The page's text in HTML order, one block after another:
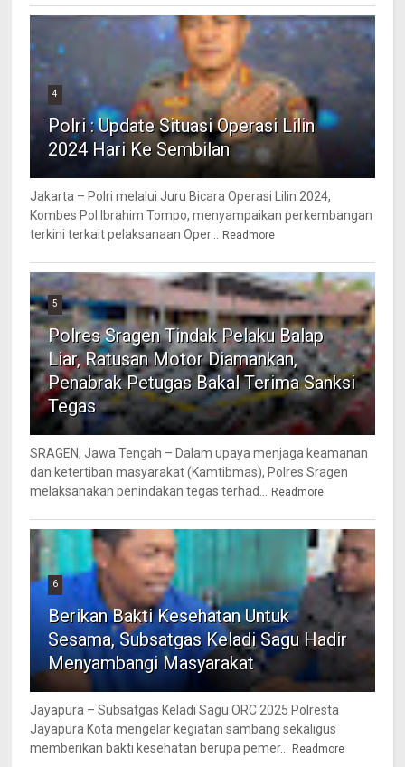
4
Polri : Update Situasi Operasi Lilin
2024 Hari Ke Sembilan
Jakarta – Polri melalui Juru Bicara Operasi Lilin 2024,
Kombes Pol Ibrahim Tompo, menyampaikan perkembangan
terkini terkait pelaksanaan Oper...
Readmore
5
Polres Sragen Tindak Pelaku Balap
Liar, Ratusan Motor Diamankan,
Penabrak Petugas Bakal Terima Sanksi
Tegas
SRAGEN, Jawa Tengah – Dalam upaya menjaga keamanan
dan ketertiban masyarakat (Kamtibmas), Polres Sragen
melaksanakan penindakan tegas terhad...
Readmore
6
Berikan Bakti Kesehatan Untuk
Sesama, Subsatgas Keladi Sagu Hadir
Menyambangi Masyarakat
Jayapura – Subsatgas Keladi Sagu ORC 2025 Polresta
Jayapura Kota mengelar kegiatan sambang sekaligus
memberikan bakti kesehatan berupa pemer...
Readmore